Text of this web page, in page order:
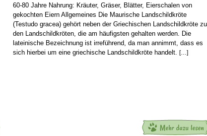
60-80 Jahre Nahrung: Kräuter, Gräser, Blätter, Eierschalen von
gekochten Eiern Allgemeines Die Maurische Landschildkröte
(Testudo gracea) gehört neben der Griechischen Landschildkröte zu
den Landschildkröten, die am häufigsten gehalten werden. Die
lateinische Bezeichnung ist irreführend, da man annimmt, dass es
sich hierbei um eine griechische Landschildkröte handelt. […]